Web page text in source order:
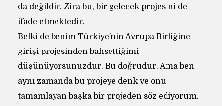
da değildir. Zira bu, bir gelecek projesini de
ifade etmektedir.
Belki de benim Türkiye’nin Avrupa Birliğine
girişi projesinden bahsettiğimi
düşünüyorsunuzdur. Bu doğrudur. Ama ben
aynı zamanda bu projeye denk ve onu
tamamlayan başka bir projeden söz ediyorum.